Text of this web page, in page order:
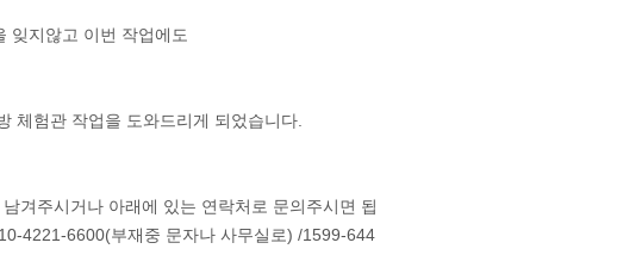
잊지않고 이번 작업에도
체험관 작업을 도와드리게 되었습니다.
겨주시거나 아래에 있는 연락처로 문의주시면 됩
4221-6600(부재중 문자나 사무실로) /1599-644